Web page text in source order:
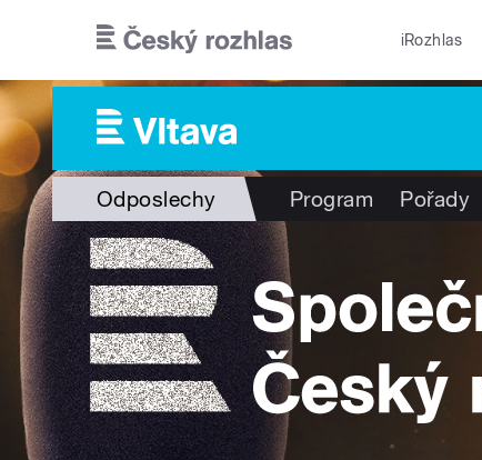
iRozhlas
Odposlechy Program Pořady